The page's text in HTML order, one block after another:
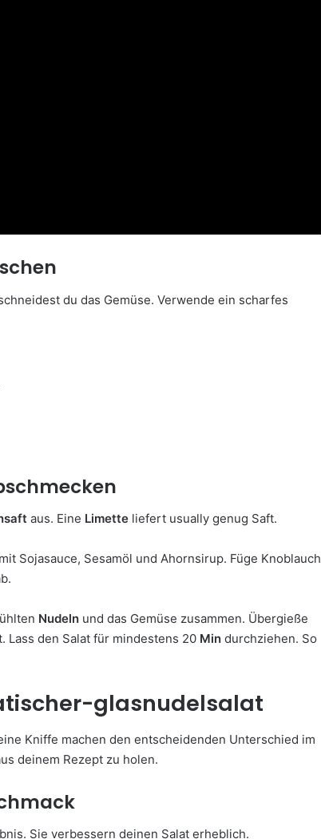
du das Gemüse. Verwende ein scharfes
aus. Eine Limette liefert usually genug Saft.
mit Sojasauce, Sesamöl und Ahornsirup. Füge Knoblauch
Nudeln und das Gemüse zusammen. Übergieße
Lass den Salat für mindestens 20 Min durchziehen. So
glasnudelsalat
Kniffe machen den entscheidenden Unterschied im
deinem Rezept zu holen.
Sie verbessern deinen Salat erheblich.